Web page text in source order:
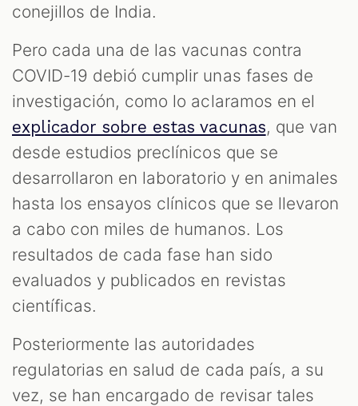
conejillos de India.
Pero cada una de las vacunas contra
COVID-19 debió cumplir unas fases de
investigación, como lo aclaramos en el
explicador sobre estas vacunas, que van
desde estudios preclínicos que se
desarrollaron en laboratorio y en animales
hasta los ensayos clínicos que se llevaron
a cabo con miles de humanos. Los
resultados de cada fase han sido
evaluados y publicados en revistas
científicas.
Posteriormente las autoridades
regulatorias en salud de cada país, a su
vez, se han encargado de revisar tales